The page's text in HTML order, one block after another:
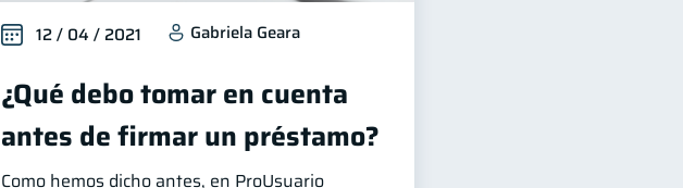
12 / 04 / 2021 Gabriela Geara
¿Qué debo tomar en cuenta
antes de firmar un préstamo?
Como hemos dicho antes, en ProUsuario